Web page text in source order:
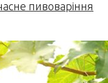
пивоваріння